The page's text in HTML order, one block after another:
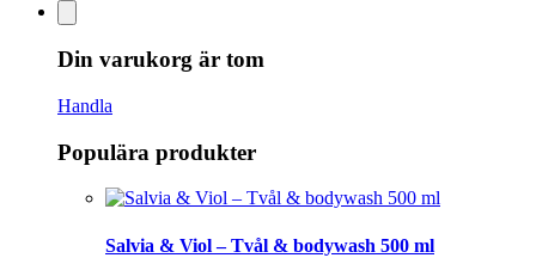
Din varukorg är tom
Handla
Populära produkter
Salvia & Viol – Tvål & bodywash 500 ml